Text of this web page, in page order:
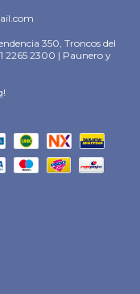
350, Troncos del
2265 2300 | Paunero y